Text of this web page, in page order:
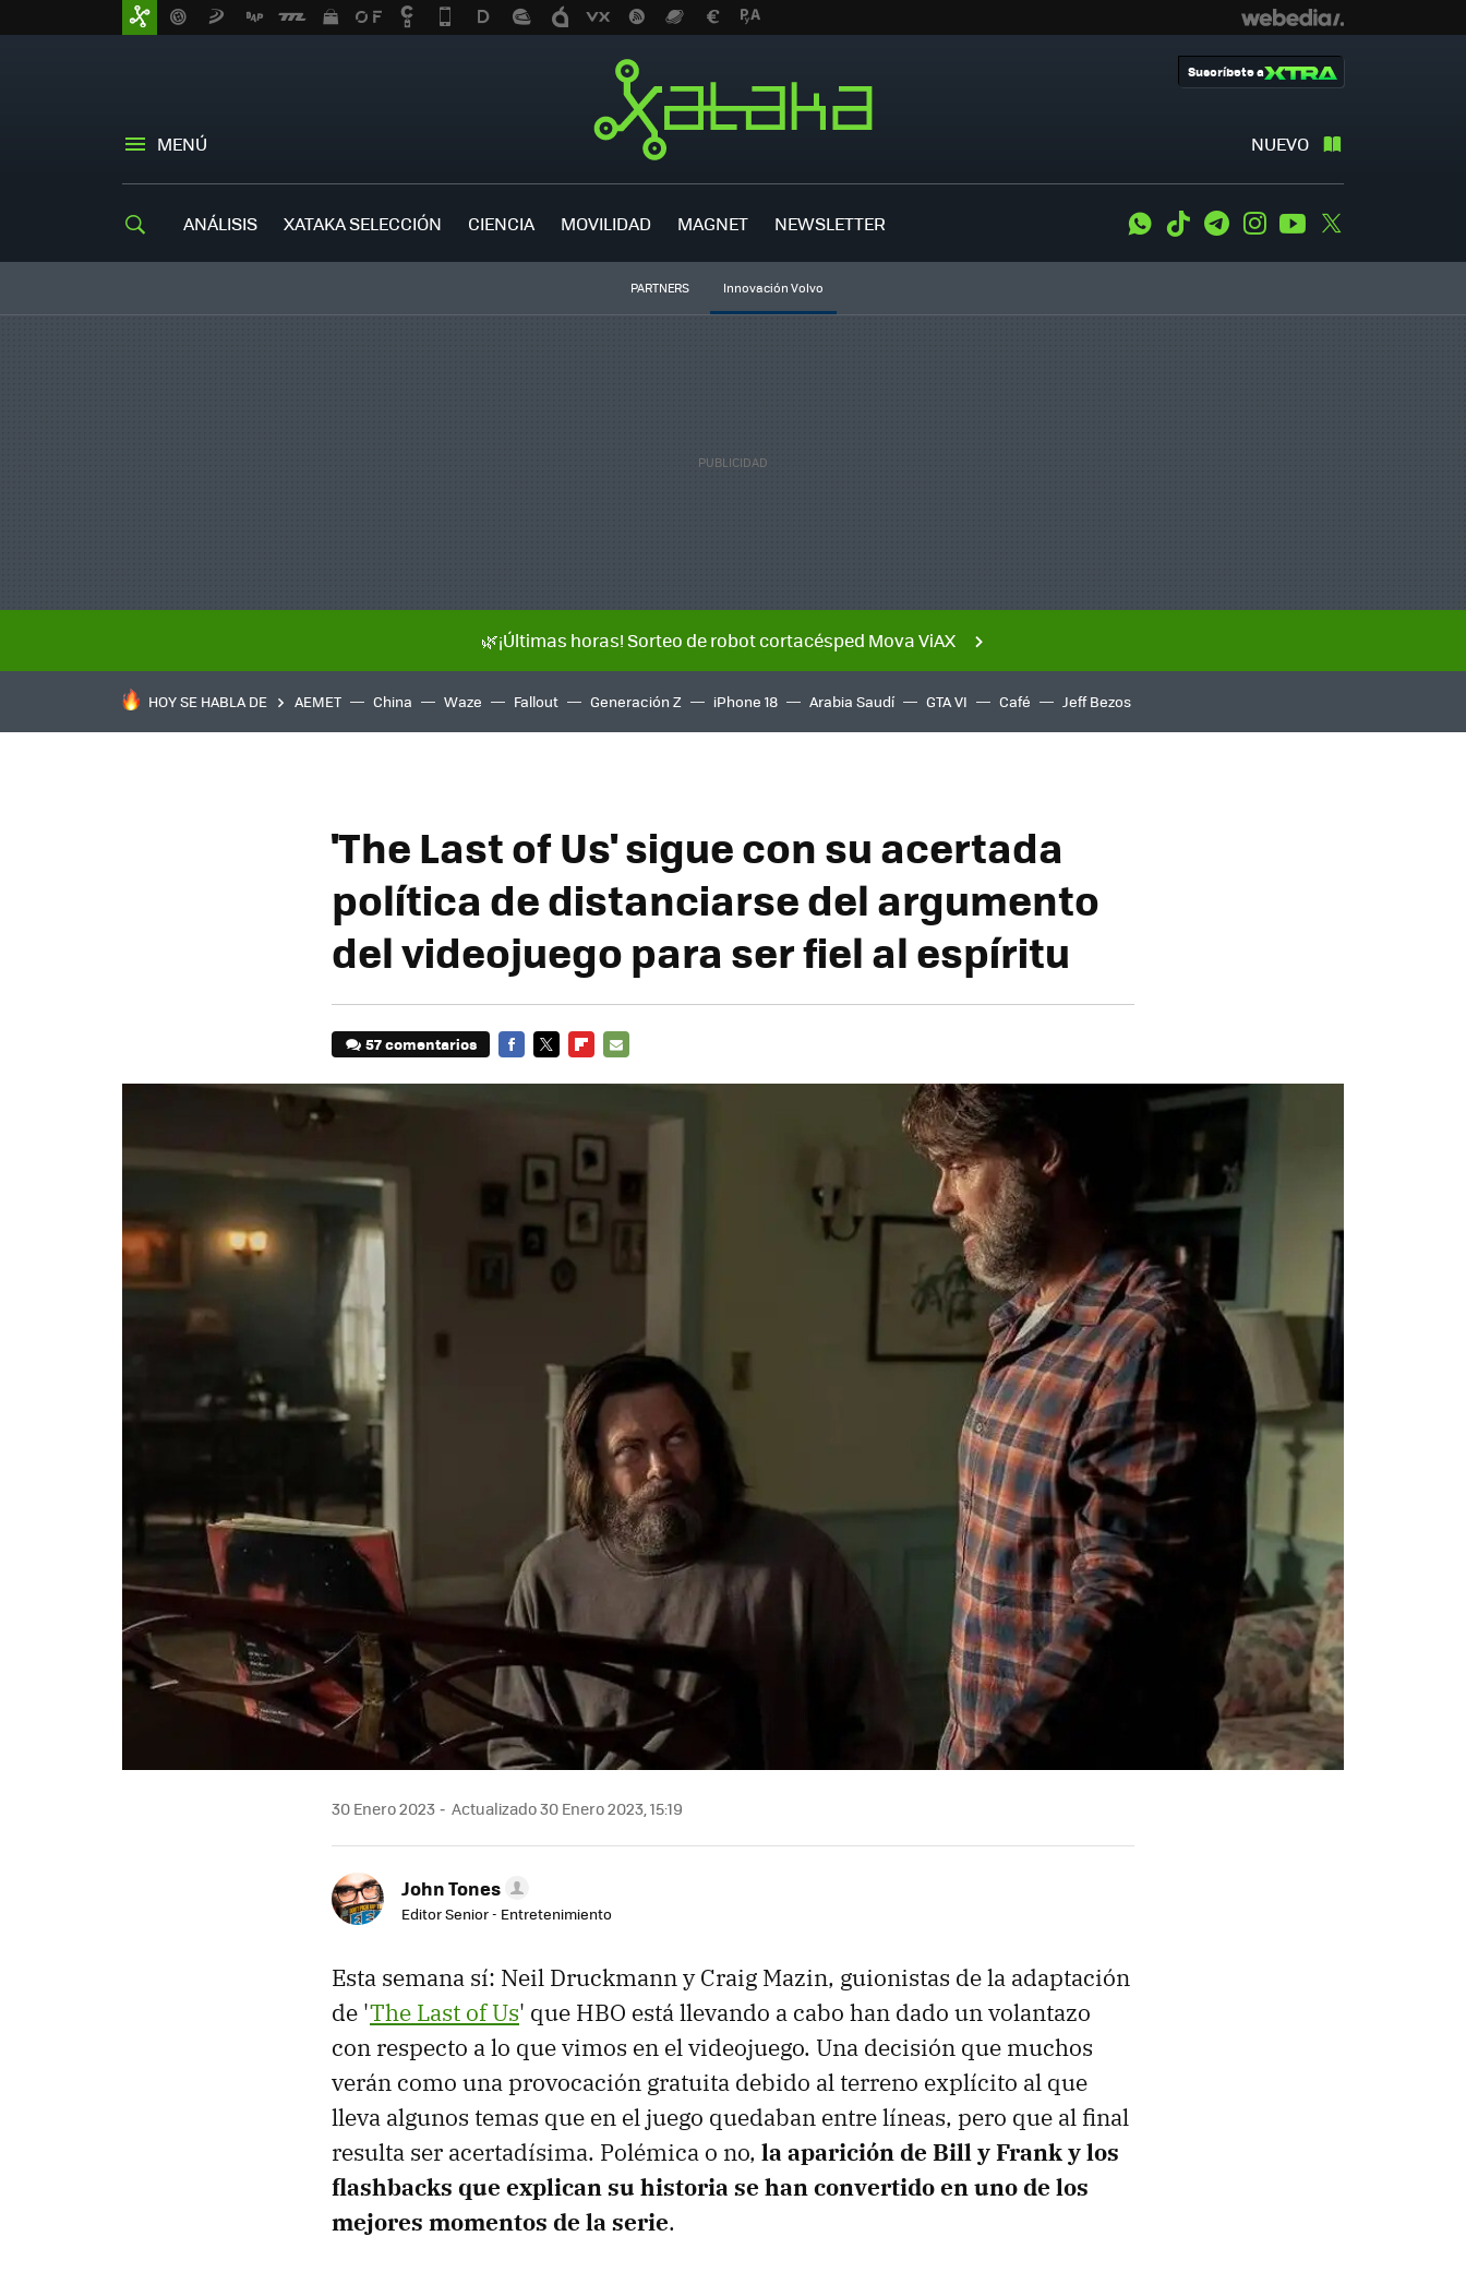
MENÚ NUEVO
Suscríbete a
ANÁLISIS XATAKA SELECCIÓN CIENCIA MOVILIDAD MAGNET NEWSLETTER WhatsApp
Tiktok TelegramInstagramYoutube
PARTNERS Innovación Volvo
🌿¡Últimas horas! Sorteo de robot cortacésped Mova ViAX
HOY SE HABLA DE AEMET China Waze Fallout Generación Z iPhone 18 Arabia Saudí GTA VI Café Jeff Bezos
'The Last of Us' sigue con su acertada
política de distanciarse del argumento
del videojuego para ser fiel al espíritu
57 comentarios
30 Enero 2023 Actualizado 30 Enero 2023, 15:19
John Tones
Editor Senior - Entretenimiento
Esta semana sí: Neil Druckmann y Craig Mazin, guionistas de la adaptación
de 'The Last of Us' que HBO está llevando a cabo han dado un volantazo
con respecto a lo que vimos en el videojuego. Una decisión que muchos
verán como una provocación gratuita debido al terreno explícito al que
lleva algunos temas que en el juego quedaban entre líneas, pero que al final
resulta ser acertadísima. Polémica o no, la aparición de Bill y Frank y los
flashbacks que explican su historia se han convertido en uno de los
mejores momentos de la serie.